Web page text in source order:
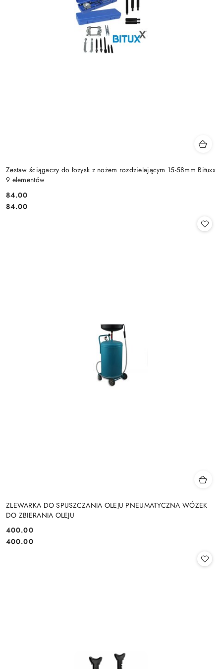
Zestaw ściągaczy do łożysk z nożem rozdzielającym 15-58mm Bituxx
9 elementów
Cena:
84.00
Cena:
84.00
ZLEWARKA DO SPUSZCZANIA OLEJU PNEUMATYCZNA WÓZEK
DO ZBIERANIA OLEJU
Cena:
400.00
Cena:
400.00